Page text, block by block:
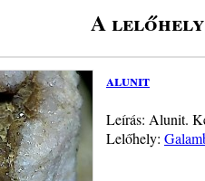
A lelőhely
alunit
Leírás: Alunit.
Lelőhely: